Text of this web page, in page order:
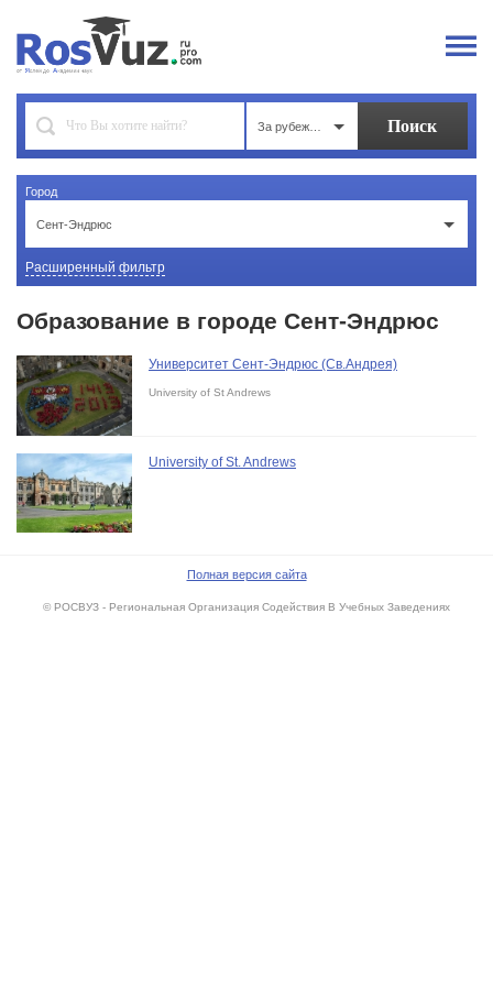
Город
Сент-Эндрюс
Расширенный фильтр
Образование в городе Сент-Эндрюс
Университет Сент-Эндрюс (Св.Андрея)
University of St Andrews
University of St. Andrews
Полная версия сайта
© РОСВУЗ - Региональная Организация Содействия В Учебных Заведениях